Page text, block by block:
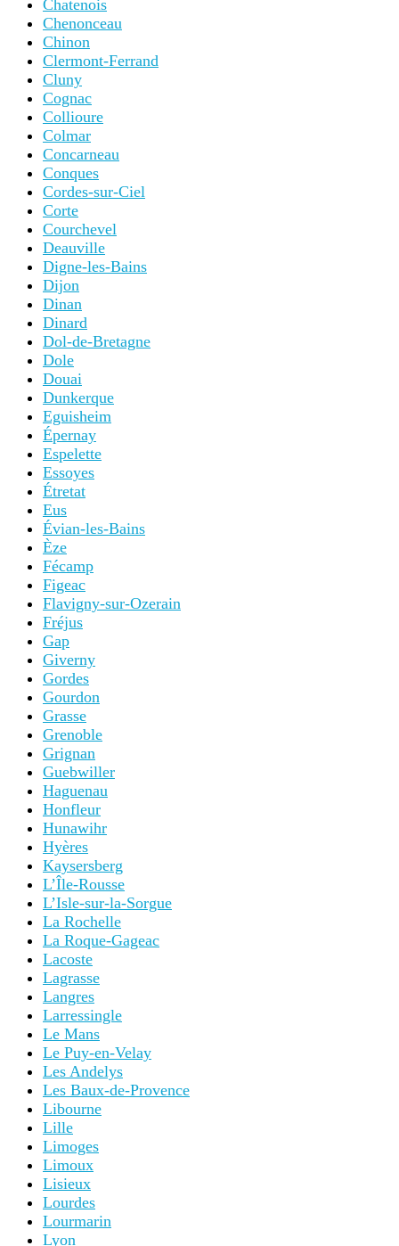
Chatenois
Chenonceau
Chinon
Clermont-Ferrand
Cluny
Cognac
Collioure
Colmar
Concarneau
Conques
Cordes-sur-Ciel
Corte
Courchevel
Deauville
Digne-les-Bains
Dijon
Dinan
Dinard
Dol-de-Bretagne
Dole
Douai
Dunkerque
Eguisheim
Épernay
Espelette
Essoyes
Étretat
Eus
Évian-les-Bains
Èze
Fécamp
Figeac
Flavigny-sur-Ozerain
Fréjus
Gap
Giverny
Gordes
Gourdon
Grasse
Grenoble
Grignan
Guebwiller
Haguenau
Honfleur
Hunawihr
Hyères
Kaysersberg
L’Île-Rousse
L’Isle-sur-la-Sorgue
La Rochelle
La Roque-Gageac
Lacoste
Lagrasse
Langres
Larressingle
Le Mans
Le Puy-en-Velay
Les Andelys
Les Baux-de-Provence
Libourne
Lille
Limoges
Limoux
Lisieux
Lourdes
Lourmarin
Lyon